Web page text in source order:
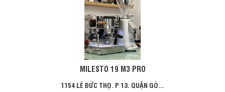
MILESTO 19 M3 PRO
1154 LÊ ĐỨC THỌ. P 13. QUẬN GÒ...